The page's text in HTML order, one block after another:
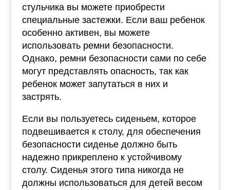
стульчика вы можете приобрести
специальные застежки. Если ваш ребенок
особенно активен, вы можете
использовать ремни безопасности.
Однако, ремни безопасности сами по себе
могут представлять опасность, так как
ребенок может запутаться в них и
застрять.
Если вы пользуетесь сиденьем, которое
подвешивается к столу, для обеспечения
безопасности сиденье должно быть
надежно прикреплено к устойчивому
столу. Сиденья этого типа никогда не
должны использоваться для детей весом